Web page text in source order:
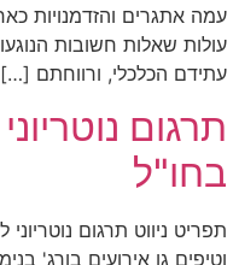
עמה אתגרים והזדמנויות
עולות שאלות חשובות
עתידם הכלכלי, ורווחתם […]
תרגום
בחו"ל
תפריט ניווט תרגום
וטיפים גן אירועים בורג'